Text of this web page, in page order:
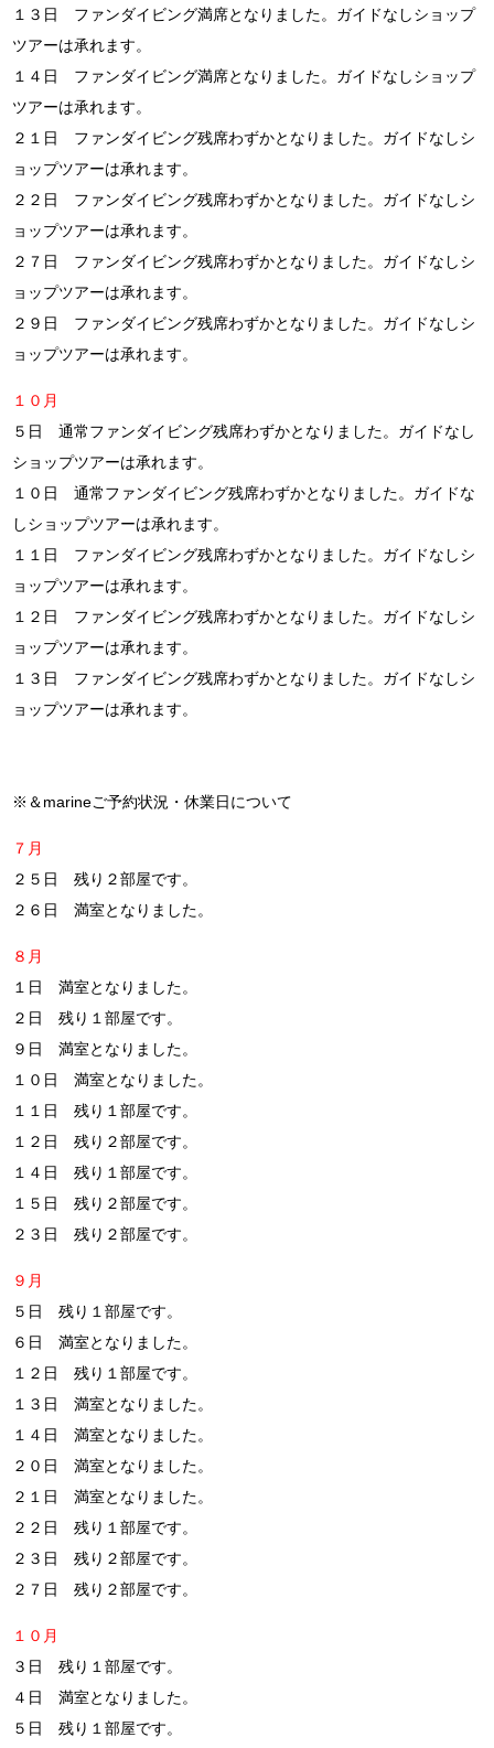
１３日 ファンダイビング満席となりました。ガイドなしショップ
ツアーは承れます。
１４日 ファンダイビング満席となりました。ガイドなしショップ
ツアーは承れます。
２１日 ファンダイビング残席わずかとなりました。ガイドなしシ
ョップツアーは承れます。
２２日 ファンダイビング残席わずかとなりました。ガイドなしシ
ョップツアーは承れます。
２７日 ファンダイビング残席わずかとなりました。ガイドなしシ
ョップツアーは承れます。
２９日 ファンダイビング残席わずかとなりました。ガイドなしシ
ョップツアーは承れます。
１０月
５日 通常ファンダイビング残席わずかとなりました。ガイドなし
ショップツアーは承れます。
１０日 通常ファンダイビング残席わずかとなりました。ガイドな
しショップツアーは承れます。
１１日 ファンダイビング残席わずかとなりました。ガイドなしシ
ョップツアーは承れます。
１２日 ファンダイビング残席わずかとなりました。ガイドなしシ
ョップツアーは承れます。
１３日 ファンダイビング残席わずかとなりました。ガイドなしシ
ョップツアーは承れます。
※＆marineご予約状況・休業日について
７月
２５日 残り２部屋です。
２６日 満室となりました。
８月
１日 満室となりました。
２日 残り１部屋です。
９日 満室となりました。
１０日 満室となりました。
１１日 残り１部屋です。
１２日 残り２部屋です。
１４日 残り１部屋です。
１５日 残り２部屋です。
２３日 残り２部屋です。
９月
５日 残り１部屋です。
６日 満室となりました。
１２日 残り１部屋です。
１３日 満室となりました。
１４日 満室となりました。
２０日 満室となりました。
２１日 満室となりました。
２２日 残り１部屋です。
２３日 残り２部屋です。
２７日 残り２部屋です。
１０月
３日 残り１部屋です。
４日 満室となりました。
５日 残り１部屋です。